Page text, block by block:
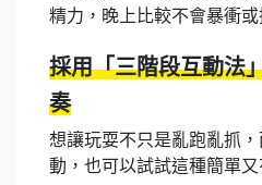
精力，晚上比較不會暴衝或
採用「三階段互動法
奏
想讓玩耍不只是亂跑亂抓
動，也可以試試這種簡單又